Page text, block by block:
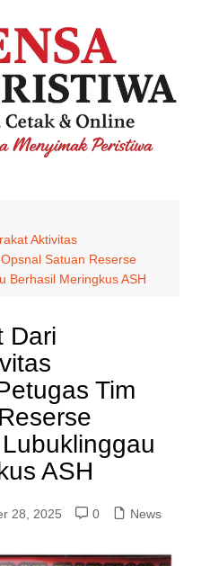
Aktivitas
Satuan Reserse
Berhasil Meringkus ASH
Dari
Tim
ASH
28, 2025 0 News